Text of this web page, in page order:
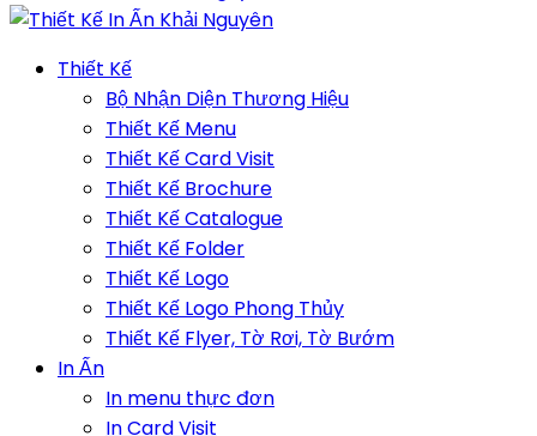
Thiết Kế
Bộ Nhận Diện Thương Hiệu
Thiết Kế Menu
Thiết Kế Card Visit
Thiết Kế Brochure
Thiết Kế Catalogue
Thiết Kế Folder
Thiết Kế Logo
Thiết Kế Logo Phong Thủy
Thiết Kế Flyer, Tờ Rơi, Tờ Bướm
In Ấn
In menu thực đơn
In Card Visit